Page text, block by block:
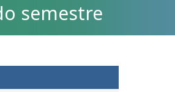
semestre